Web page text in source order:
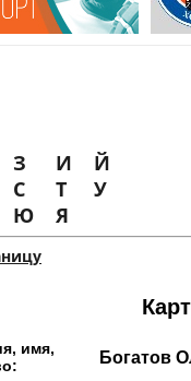
З И
Й
С Т
У
Ю Я
имя,
Богатов